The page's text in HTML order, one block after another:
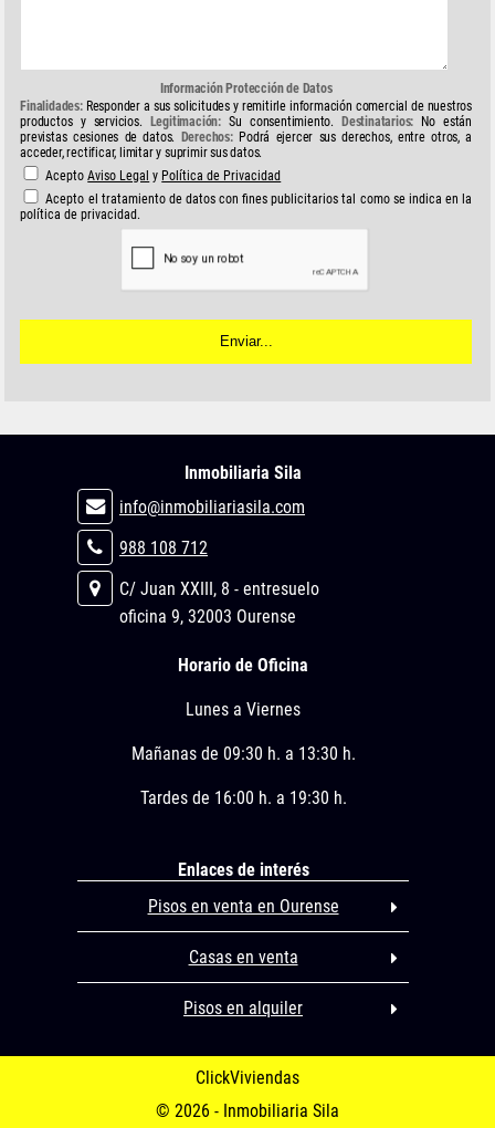
Información Protección de Datos
Finalidades:Responder a sus solicitudes y remitirle información comercial de nuestros
productos y servicios.
Legitimación: Su consentimiento. Destinatarios: No están
previstas cesiones de datos.
Derechos:Podrá ejercer sus derechos, entre otros, a
acceder, rectificar, limitar y suprimir sus datos.
AceptoAviso Legal y Política de Privacidad
Acepto el tratamiento de datos con fines publicitarios tal como se indica en la
política de privacidad.
Inmobiliaria Sila
info@inmobiliariasila.com
988 108 712
C/ Juan XXIII, 8 - entresuelo
oficina 9, 32003 Ourense
Horario de Oficina
Lunes a Viernes
Mañanas de 09:30 h. a 13:30 h.
Tardes de 16:00 h. a 19:30 h.
Enlaces de interés
Pisos en venta en Ourense
Casas en venta
Pisos en alquiler
ClickViviendas
© 2026 - Inmobiliaria Sila